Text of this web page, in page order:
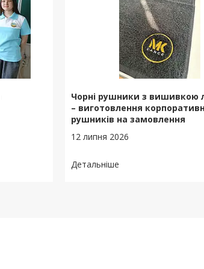
Чорні рушники з вишивкою
– виготовлення
рушників на замовлення
12 липня 2026